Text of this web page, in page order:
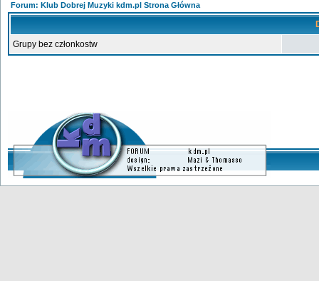
Forum: Klub Dobrej Muzyki kdm.pl Strona Główna
Grupy bez członkostw